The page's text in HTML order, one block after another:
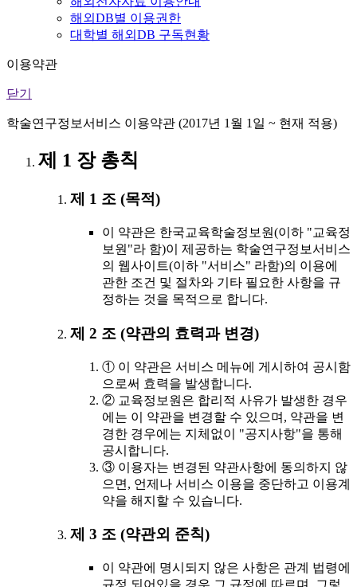
해외DB별 이용권한
대학별 해외DB 구독현황
이용약관
닫기
학술연구정보서비스 이용약관 (2017년 1월 1일 ~ 현재 적용)
제 1 장 총칙
제 1 조 (목적)
이 약관은 한국교육학술정보원(이하 "교육정
보원"라 함)이 제공하는 학술연구정보서비스
의 웹사이트(이하 "서비스" 라함)의 이용에
관한 조건 및 절차와 기타 필요한 사항을 규
정하는 것을 목적으로 합니다.
제 2 조 (약관의 효력과 변경)
① 이 약관은 서비스 메뉴에 게시하여 공시함
으로써 효력을 발생합니다.
② 교육정보원은 합리적 사유가 발생한 경우
에는 이 약관을 변경할 수 있으며, 약관을 변
경한 경우에는 지체없이 "공지사항"을 통해
공시합니다.
③ 이용자는 변경된 약관사항에 동의하지 않
으면, 언제나 서비스 이용을 중단하고 이용계
약을 해지할 수 있습니다.
제 3 조 (약관외 준칙)
이 약관에 명시되지 않은 사항은 관계 법령에
규정 되어있을 경우 그 규정에 따르며, 그렇